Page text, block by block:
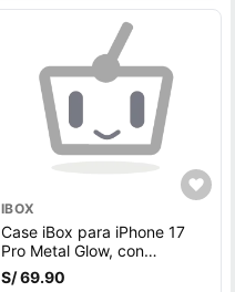
IBOX
Case iBox para iPhone 17
Pro Metal Glow, con
MagSafe para carga
inalámbrica, soporte en
S/ 69.90